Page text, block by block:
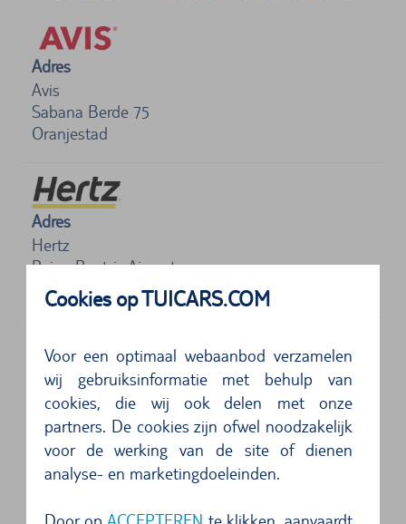
Cookies op TUICARS.COM
Voor een optimaal webaanbod verzamelen
wij gebruiksinformatie met behulp van
cookies, die wij ook delen met onze
partners. De cookies zijn ofwel noodzakelijk
voor de werking van de site of dienen
analyse- en marketingdoeleinden.
Door op ACCEPTEREN te klikken, aanvaardt
Adres
Avis
Sabana Berde 75
Oranjestad
Adres
Hertz
Reina Beatrix Airport
Oranjestad
Ontdek Aruba flexibel en comfortabel
met een huurauto
Welkom op het betoverende eiland Aruba! Als u
op zoek bent naar een onvergetelijke vakantie vol
avontuur en ontdekkingen, dan is een huurauto